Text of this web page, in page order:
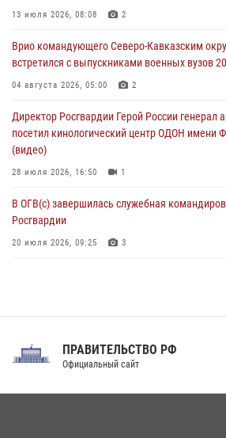
В Зауралье при содействии СОБР Росгвардии
06 августа 2026, 11:27
В Москве росгвардейцы задержали троих
06 августа 2026, 11:20 1
13 июля 2026, 08:08 2
Врио командующего Северо-Кавказским
встретился с выпускниками военных вузов
04 августа 2026, 05:00 2
Директор Росгвардии Герой России генерал
посетил кинологический центр ОДОН имени
(видео)
28 июля 2026, 16:50 1
В ОГВ(с) завершилась служебная
Росгвардии
20 июля 2026, 09:25 3
Праздник «Один день с Росгвардией» к 105-
ПРАВИТЕЛЬСТВО РФ
Официальный сайт